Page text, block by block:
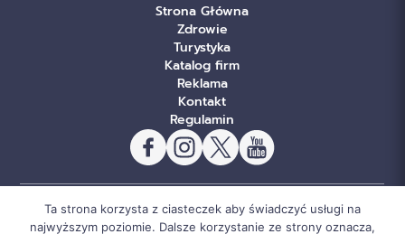
Strona Główna
Zdrowie
Turystyka
Katalog firm
Reklama
Kontakt
Regulamin
© Copyright Sportowe Chojnice 2026. Wszelkie prawa
Ta strona korzysta z ciasteczek aby świadczyć usługi na
najwyższym poziomie. Dalsze korzystanie ze strony oznacza,